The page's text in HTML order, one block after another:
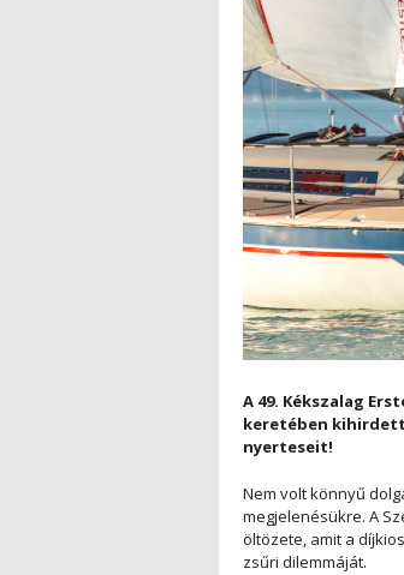
A 49. Kékszalag
keretében
nyerteseit!
Nem volt könnyű
megjelenésükre. A
öltözete, amit a
zsűri dilemmáját.